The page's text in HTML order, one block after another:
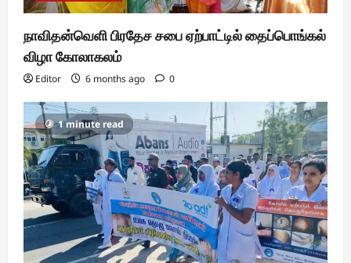
நாவிதன்வெளி பிரதேச சபை ஏற்பாட்டில் தைப்பொங்கல்
விழா கோலாகலம்
Editor 6 months ago 0
1 minute read